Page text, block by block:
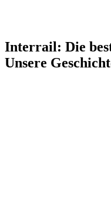
Interrail: Die
Unsere